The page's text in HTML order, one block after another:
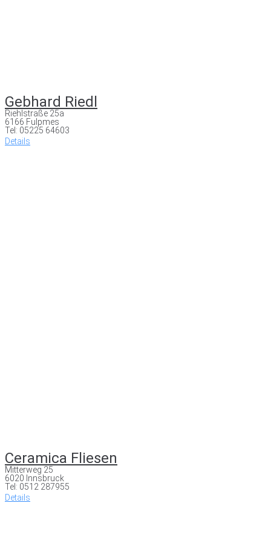
Gebhard Riedl
Riehlstraße 25a
6166 Fulpmes
Tel: 05225 64603
Details
Ceramica Fliesen
Mitterweg 25
6020 Innsbruck
Tel: 0512 287955
Details